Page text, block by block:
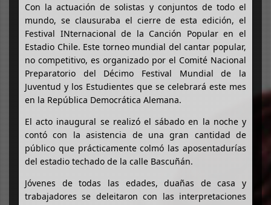
Con la actuación de solistas y conjuntos de todo el
mundo, se clausuraba el cierre de esta edición, el
Festival INternacional de la Canción Popular en el
Estadio Chile. Este torneo mundial del cantar popular,
no competitivo, es organizado por el Comité Nacional
Preparatorio del Décimo Festival Mundial de la
Juventud y los Estudientes que se celebrará este mes
en la República Democrática Alemana.
El acto inaugural se realizó el sábado en la noche y
contó con la asistencia de una gran cantidad de
público que prácticamente colmó las aposentadurías
del estadio techado de la calle Bascuñán.
Jóvenes de todas las edades, duañas de casa y
trabajadores se deleitaron con las interpretaciones